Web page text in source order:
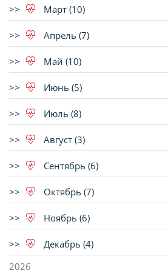
Март (10)
Апрель (7)
Май (10)
Июнь (5)
Июль (8)
Август (3)
Сентябрь (6)
Октябрь (7)
Ноябрь (6)
Декабрь (4)
2026